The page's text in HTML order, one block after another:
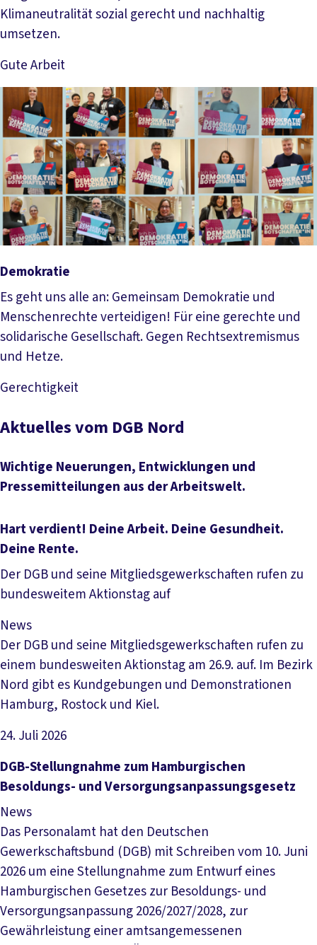
Klimaneutralität sozial gerecht und nachhaltig
umsetzen.
Gute Arbeit
Mehr lesen
Demokratie
Es geht uns alle an: Gemeinsam Demokratie und
Menschenrechte verteidigen! Für eine gerechte und
solidarische Gesellschaft. Gegen Rechtsextremismus
und Hetze.
Gerechtigkeit
Mehr lesen
Aktuelles vom DGB Nord
Wichtige Neuerungen, Entwicklungen und
Pressemitteilungen aus der Arbeitswelt.
Hart verdient! Deine Arbeit. Deine Gesundheit.
Deine Rente.
Der DGB und seine Mitgliedsgewerkschaften rufen zu
bundesweitem Aktionstag auf
News
Der DGB und seine Mitgliedsgewerkschaften rufen zu
einem bundesweiten Aktionstag am 26.9. auf. Im Bezirk
Nord gibt es Kundgebungen und Demonstrationen
Hamburg, Rostock und Kiel.
24. Juli 2026
Artikel lesen
DGB-Stellungnahme zum Hamburgischen
Besoldungs- und Versorgungsanpassungsgesetz
News
Das Personalamt hat den Deutschen
Gewerkschaftsbund (DGB) mit Schreiben vom 10. Juni
2026 um eine Stellungnahme zum Entwurf eines
Hamburgischen Gesetzes zur Besoldungs- und
Versorgungsanpassung 2026/2027/2028, zur
Gewährleistung einer amtsangemessenen